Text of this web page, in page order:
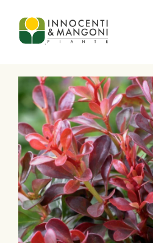
Skip to main content